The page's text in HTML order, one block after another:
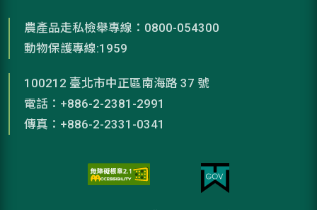
農產品走私檢舉專線：0800-054300
動物保護專線:1959
100212 臺北市中正區南海路 37 號
電話：+886-2-2381-2991
傳真：+886-2-2331-0341